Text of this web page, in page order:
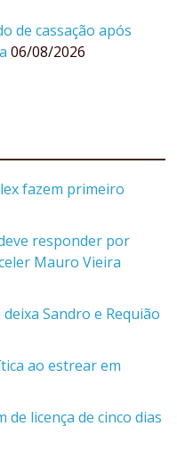
de cassação após
06/08/2026
fazem primeiro
responder por
Mauro Vieira
Sandro e Requião
ao estrear em
de licença de cinco dias